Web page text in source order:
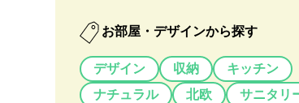
お部屋・デザインから探す
デザイン 収納
キッチン
ナチュラル
北欧
サニタリ